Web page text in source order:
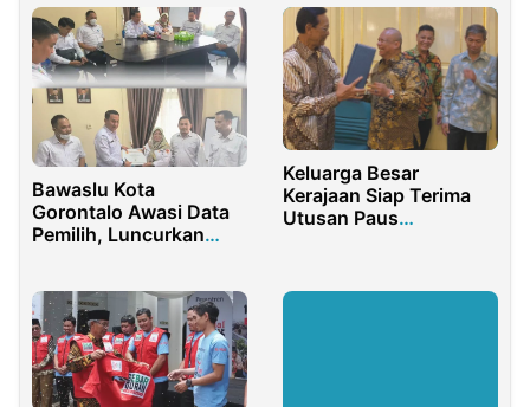
Bawaslu Kota
Gorontalo Awasi Data
Pemilih, Luncurkan
Keluarga Besar
Kerajaan Siap Terima
Utusan Paus